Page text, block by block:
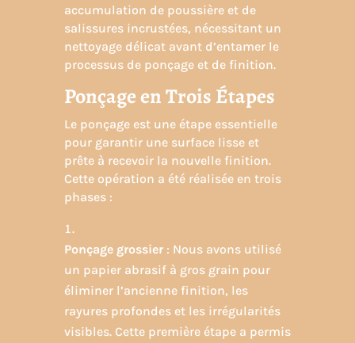
accumulation de poussière et de
salissures incrustées, nécessitant un
nettoyage délicat avant d’entamer le
processus de ponçage et de finition.
Ponçage en Trois Étapes
Le ponçage est une étape essentielle
pour garantir une surface lisse et
prête à recevoir la nouvelle finition.
Cette opération a été réalisée en trois
phases :
Ponçage grossier: Nous avons utilisé
un papier abrasif à gros grain pour
éliminer l’ancienne finition, les
rayures profondes et les irrégularités
visibles. Cette première étape a permis